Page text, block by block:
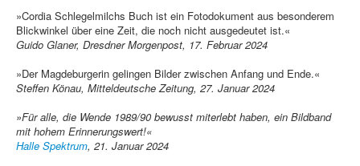
»Cordia Schlegelmilchs Buch ist ein Fotodokument aus besonderem
Blickwinkel über eine Zeit, die noch nicht ausgedeutet ist.«
Guido Glaner, Dresdner Morgenpost, 17. Februar 2024
»Der Magdeburgerin gelingen Bilder zwischen Anfang und Ende.«
Steffen Könau, Mitteldeutsche Zeitung, 27. Januar 2024
»Für alle, die Wende 1989/90 bewusst miterlebt haben, ein Bildband
mit hohem Erinnerungswert!«
Halle Spektrum, 21. Januar 2024